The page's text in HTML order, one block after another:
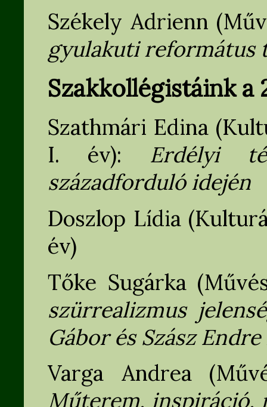
Székely Adrienn
gyulakuti református
Szakkollégistáink a
Szathmári Edina
I. év): Erdélyi
századforduló idején
Doszlop Lídia
év)
Tőke Sugárka
szürrealizmus
Gábor és Szász
Varga Andrea
Műterem, inspiráció,